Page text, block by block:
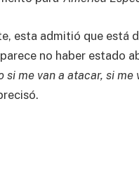
esta admitió que está
no haber estado
si me van a atacar, si